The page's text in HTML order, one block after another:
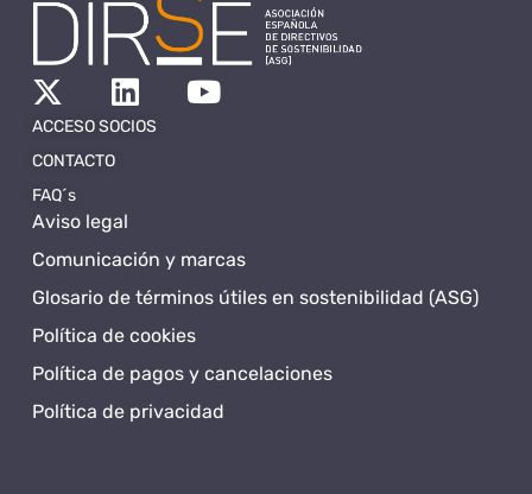
Aviso legal
Comunicación y marcas
Glosario de términos útiles en sostenibilidad (ASG)
Política de cookies
Política de pagos y cancelaciones
Política de privacidad
ACCESO SOCIOS
CONTACTO
FAQ´s